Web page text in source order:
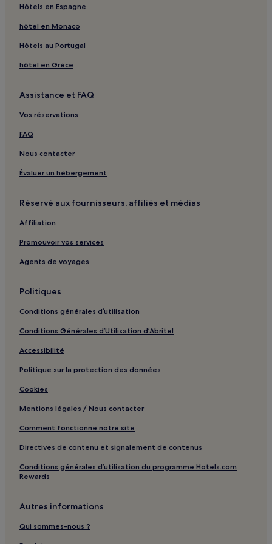
Plage de Hiona : hôtels à proximité
Boufos : hôtels à proximité
Ámmos : hôtels à proximité
Milatos : Villas
Milatos : hôtels Hôtels de plage
Ville d'Agios Nikolaos : hôtels Hôtels avec parking
Ville d'Agios Nikolaos : hôtels Hôtels avec centre de fitness
gratuit
Ville d'Agios Nikolaos : Appart’hôtels
Ville d'Agios Nikolaos : Maison d’hôtes
Ville d'Agios Nikolaos : hôtels 2 étoiles
Ville d'Agios Nikolaos : hôtels Hôtels LGBTQIA+ friendly
Elounda : hôtels Hôtels avec piscine
Elounda : Gîtes
Hôtels en Espagne
hôtel en Monaco
Hôtels au Portugal
hôtel en Grèce
Assistance et FAQ
Vos réservations
FAQ
Nous contacter
Évaluer un hébergement
Réservé aux fournisseurs, affiliés et médias
Affiliation
Promouvoir vos services
Agents de voyages
Politiques
Conditions générales d’utilisation
Conditions Générales d’Utilisation d’Abritel
Accessibilité
Politique sur la protection des données
Cookies
Mentions légales / Nous contacter
Comment fonctionne notre site
Directives de contenu et signalement de contenus
Conditions générales d’utilisation du programme Hotels.com
Rewards
Autres informations
Qui sommes-nous ?